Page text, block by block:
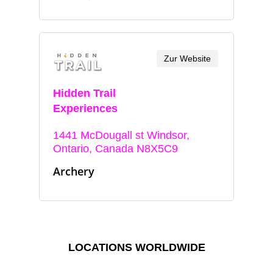
Hidden Trail
Experiences
1441 McDougall st Windsor,
Ontario, Canada N8X5C9
Archery
Zur Website
LOCATIONS WORLDWIDE